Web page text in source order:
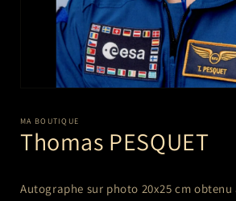
média
dans
une
MA BOUTIQUE
Thomas PESQUET
Autographe sur photo 20x25 cmobtenu